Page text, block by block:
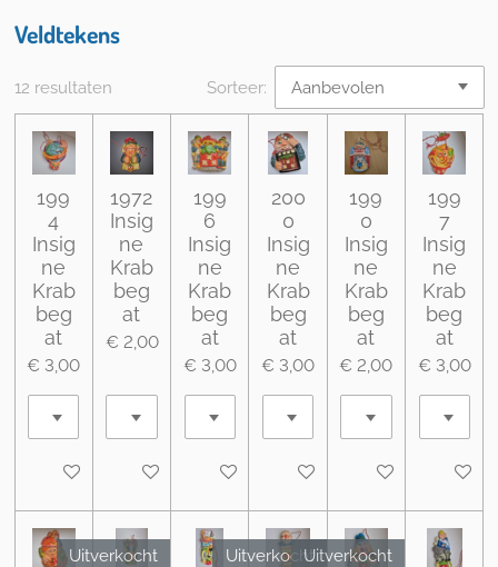
Veldtekens
12 resultaten Sorteer:
199
4
Insig
ne
Krab
beg
at
€ 3,00
In winkelwagen
1972
Insig
ne
Krab
beg
at
€ 2,00
In winkelwagen
199
6
Insig
ne
Krab
beg
at
€ 3,00
In winkelwagen
200
0
Insig
ne
Krab
beg
at
€ 3,00
In winkelwagen
199
0
Insig
ne
Krab
beg
at
€ 2,00
In winkelwagen
199
7
Insig
ne
Krab
beg
at
€ 3,00
In
Uitverkocht UitverkochtUitverkocht